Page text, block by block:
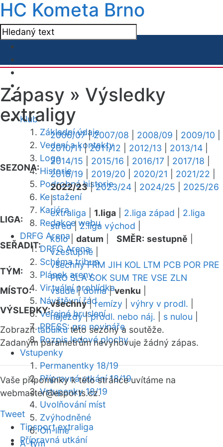
HC Kometa Brno
Klub
Základní údaje
Vedení a kontakty
Logo
Historie
Podrobná historie
Ke stažení
Kariéra
Redakce webu
DRFG Arena
DRFG Arena
Schéma tribun
Plánek areny
Virtuální prohlídka
Návštěvní řád
Veřejné bruslení
PRESS: pro novináře
Rozpis ledové plochy
Vstupenky
Permanentky 18/19
Přípravná utkání 18/19
Vstupenky 18/19
Uvolňování míst
Zvýhodněné
On-line
A-tým
Zápasy » Výsledky
extraligy
SEZONA:
2006/07|2007/08 2008/09 2009/10
2010/11|2011/12 2012/13 2013/14
2014/15
2015/16 2016/17 2017/18
2018/19
2019/20 2020/21 2021/22
2022/23|2023/24 2024/25
2025/26
|
LIGA:
extraliga 1.liga 2.liga západ
2.liga
střed|2.liga východ
SEŘADIT:
kolo| datum SMĚR: sestupně
vzestupně
TÝM:
všechny FRM JIH KOL LTM PCB POR PRE
PRO SLA SOK SUM TRE VSE ZLN
MÍSTO:
všude|doma|venku
VÝSLEDKY:
všechny|remízy výhry v prodl.
nájezdy|prodl. nebo náj. s nulou
Zobrazittabulkutéto sezóny a soutěže.
Zadaným parametrům nevyhovuje žádný zápas.
Vaše připomínky k této stránce uvítáme na
webmaster@esports.cz.
Tweet
Tipsport extraliga
Přípravná utkání